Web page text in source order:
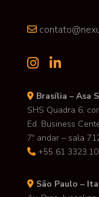
Brasília – Asa
SHS Quadra 6,
Ed. Business
7º andar – sala
+55 61
São Paulo –